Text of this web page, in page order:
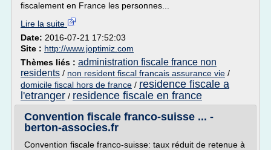
fiscalement en France les personnes...
Lire la suite
Date: 2016-07-21 17:52:03
Site : http://www.joptimiz.com
Thèmes liés : administration fiscale france non
residents / non resident fiscal francais assurance vie /
domicile fiscal hors de france / residence fiscale a
l'etranger / residence fiscale en france
Convention fiscale franco-suisse ... -
berton-associes.fr
Convention fiscale franco-suisse: taux réduit de retenue à